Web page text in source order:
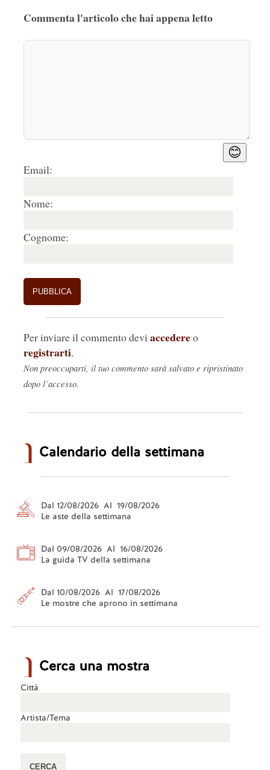
Commenta l'articolo che hai appena letto
😊
Email:
Nome:
Cognome:
Per inviare il commento devi accedereo
registrarti.
Non preoccuparti, il tuo commento sarà salvato e ripristinato
dopo l’accesso.
Calendario della settimana
Dal 12/08/2026 Al 19/08/2026
Le aste della settimana
Dal 09/08/2026 Al 16/08/2026
La guida TV della settimana
Dal 10/08/2026 Al 17/08/2026
Le mostre che aprono in settimana
Cerca una mostra
Città
Artista/Tema